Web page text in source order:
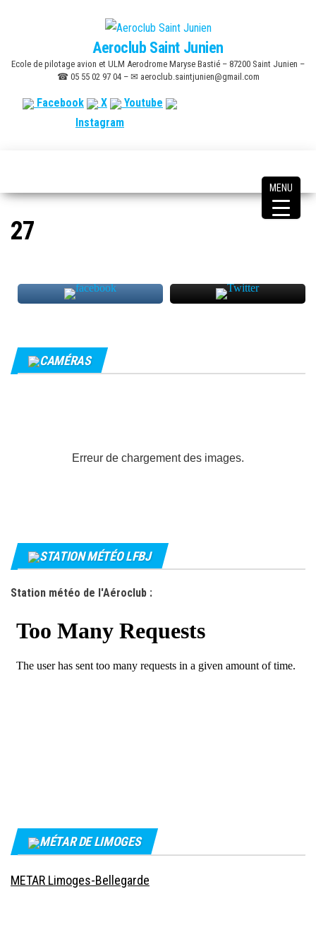
content
Aeroclub Saint Junien
Ecole de pilotage avion et ULM Aerodrome Maryse Bastié – 87200 Saint Junien –
☎ 05 55 02 97 04 – ✉ aeroclub.saintjunien@gmail.com
Facebook X
Youtube
Instagram
27
CAMÉRAS
Erreur de chargement des images.
STATION MÉTÉO LFBJ
Station météo de l'Aéroclub :
MÉTAR DE LIMOGES
METAR Limoges-Bellegarde
MENU